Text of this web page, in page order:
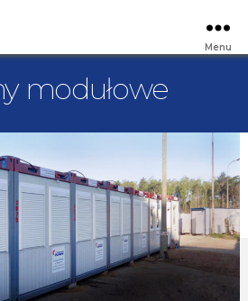
Menu
Kategorie
modułowe